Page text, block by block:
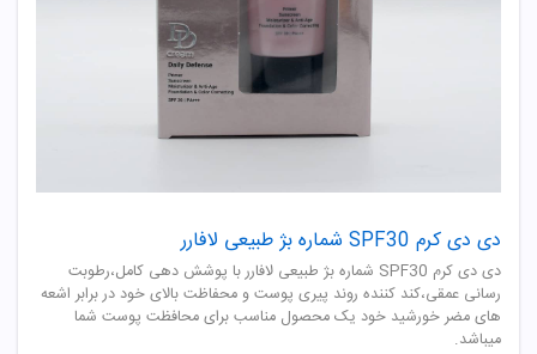
دی دی کرم SPF30 شماره بژ طبیعی لافارر
دی دی کرم SPF30 شماره بژ طبیعی لافارر با پوشش دهی کامل،رطوبت
رسانی عمقی،کند کننده روند پیری پوست و محفاظت بالای خود در برابر اشعه
های مضر خورشید خود یک محصول مناسب برای محافظت پوست شما
میباشد.